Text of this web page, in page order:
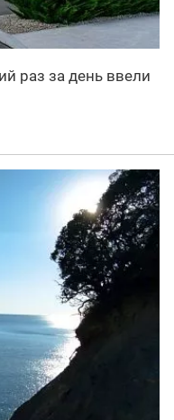
раз за день ввели